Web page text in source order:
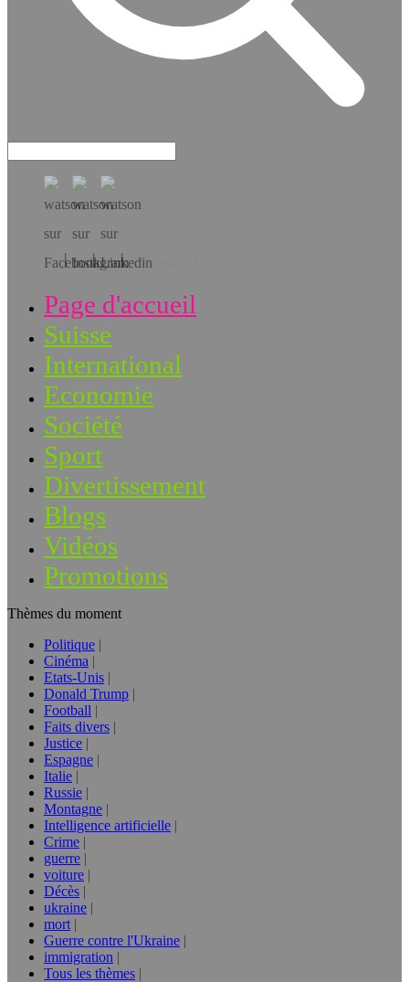
Téléchargez l’app!
Page d'accueil
Suisse
International
Economie
Société
Sport
Divertissement
Blogs
Vidéos
Promotions
Thèmes du moment
Politique
Cinéma
Etats-Unis
Donald Trump
Football
Faits divers
Justice
Espagne
Italie
Russie
Montagne
Intelligence artificielle
Crime
guerre
voiture
Décès
ukraine
mort
Guerre contre l'Ukraine
immigration
Tous les thèmes